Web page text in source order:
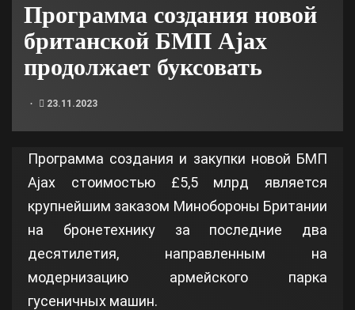
Программа создания новой
британской БМП Ajax
продолжает буксовать
23.11.2023
Программа создания и закупки новой БМП
Ajax стоимостью £5,5 млрд является
крупнейшим заказом Минобороны Британии
на бронетехнику за последние два
десятилетия, направленным на
модернизацию армейского парка
гусеничных машин.